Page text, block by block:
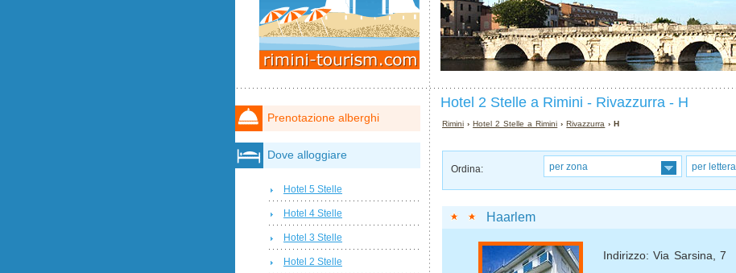
Hotel 2 Stelle a Rimini - Rivazzurra - H
Rimini ›Hotel 2 Stelle a Rimini ›Rivazzurra › H
Ordina: per zona per lettera
Haarlem
Indirizzo: Via Sarsina, 7
Prenotazione alberghi
Dove alloggiare
Hotel 5 Stelle
Hotel 4 Stelle
Hotel 3 Stelle
Hotel 2 Stelle